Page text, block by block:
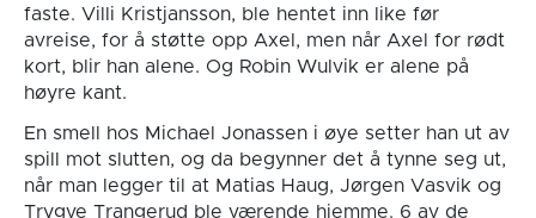
faste. Villi Kristjansson, ble hentet inn like før
avreise, for å støtte opp Axel, men når Axel for rødt
kort, blir han alene. Og Robin Wulvik er alene på
høyre kant.
En smell hos Michael Jonassen i øye setter han ut av
spill mot slutten, og da begynner det å tynne seg ut,
når man legger til at Matias Haug, Jørgen Vasvik og
Trygve Trangerud ble værende hjemme. 6 av de